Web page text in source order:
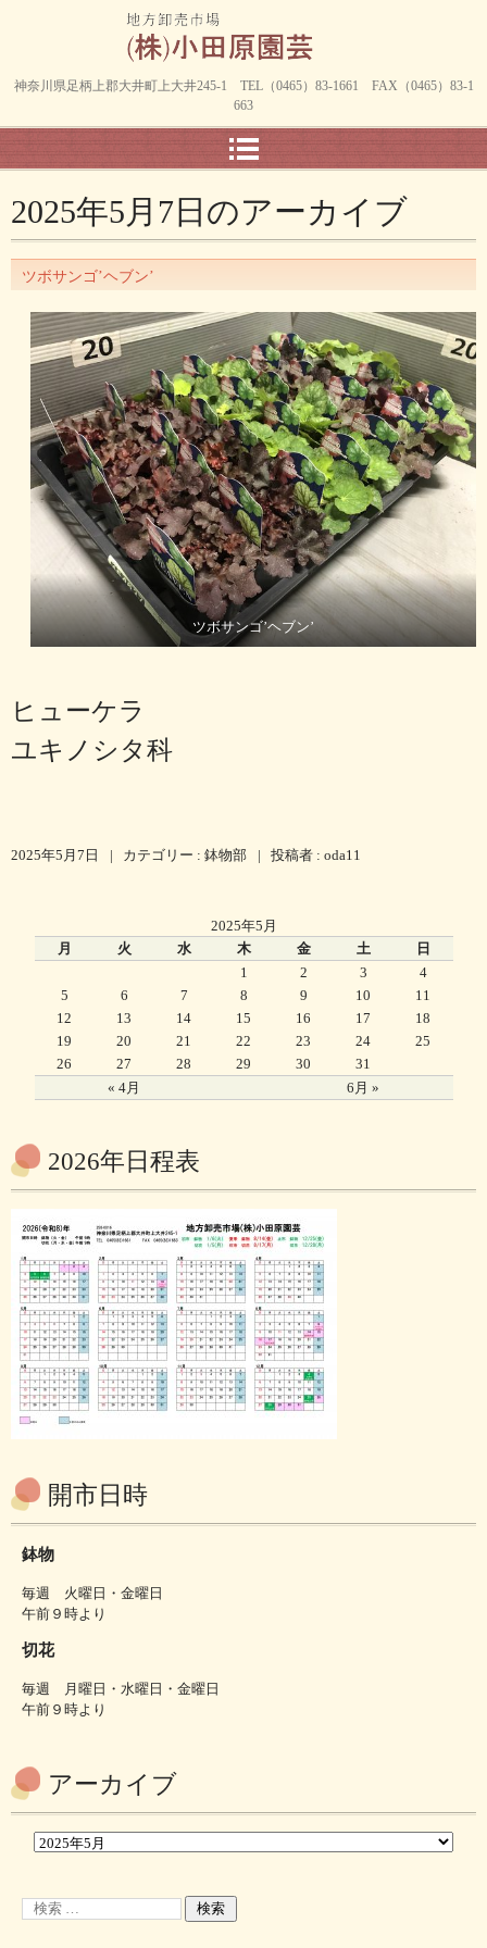
神奈川県足柄上郡大井町上大井245-1 TEL（0465）83-1661 FAX（0465）83-1
663
2025年5月7日 のアーカイブ
ツボサンゴ’ヘブン’
ツボサンゴ’ヘブン’
ヒューケラ
ユキノシタ科
2025年5月7日 | カテゴリー : 鉢物部 | 投稿者 : oda11
2025年5月
月
火 水 木 金 土 日
« 4月 6月 »
1 2 3
4
5
6 7 8 9 10
11
12
13 14 15 16 17
18
19
20 21 22 23 24
25
26
27 28 29 30 31
2026年日程表
開市日時
鉢物
毎週 火曜日・金曜日
午前９時より
切花
毎週 月曜日・水曜日・金曜日
午前９時より
アーカイブ